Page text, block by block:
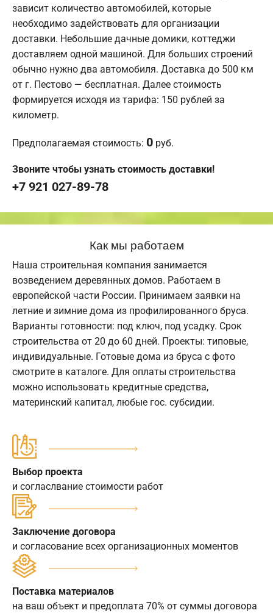
зависит количество автомобилей, которые
необходимо задействовать для организации
доставки. Небольшие дачные домики, коттеджи
доставляем одной машиной. Для больших строений
обычно нужно два автомобиля. Доставка до 500 км
от г. Пестово — бесплатная. Далее стоимость
формируется исходя из тарифа: 150 рублей за
километр.
Предполагаемая стоимость: 0 руб.
Звоните чтобы узнать стоимость доставки!
+7 921 027-89-78
Как мы работаем
Наша строительная компания занимается
возведением деревянных домов. Работаем в
европейской части России. Принимаем заявки на
летние и зимние дома из профилированного бруса.
Варианты готовности: под ключ, под усадку. Срок
строительства от 20 до 60 дней. Проекты: типовые,
индивидуальные. Готовые дома из бруса с фото
смотрите в каталоге. Для оплаты строительства
можно использовать кредитные средства,
материнский капитал, любые гос. субсидии.
Выбор проекта
и согласлвание стоимости работ
Заключение договора
и согласование всех организационных моментов
Поставка материалов
на ваш объект и предоплата 70% от суммы договора